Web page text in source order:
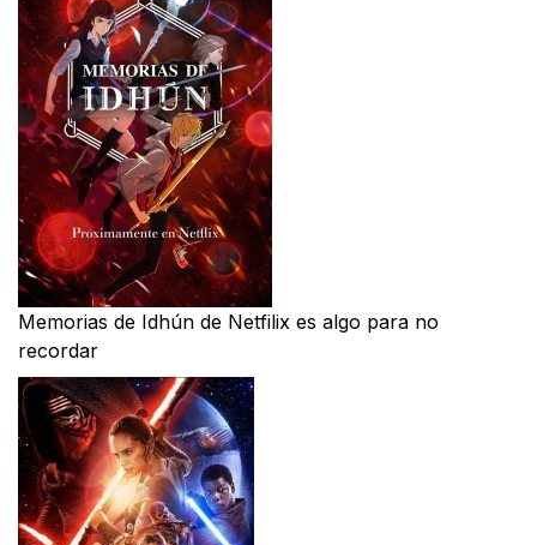
Memorias de Idhún de Netfilix es algo para no
recordar